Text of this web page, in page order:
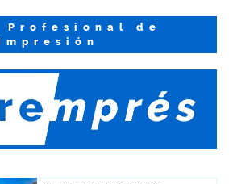
Profesional de